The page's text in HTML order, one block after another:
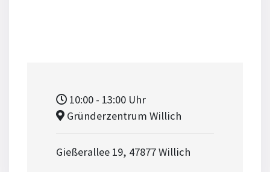
10:00 - 13:00 Uhr
Gründerzentrum Willich
Gießerallee 19, 47877 Willich